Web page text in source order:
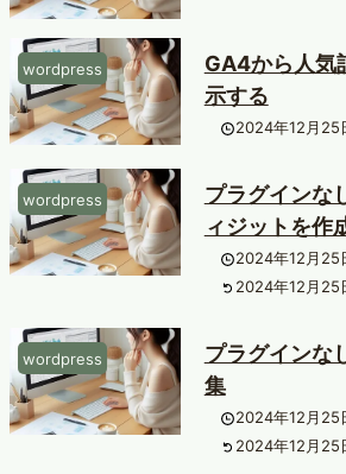
wordpress
GA4から人気
示する
2024年12月25
wordpress
プラグインな
ィジットを作
2024年12月25
2024年12月25
wordpress
プラグインな
集
2024年12月25
2024年12月25